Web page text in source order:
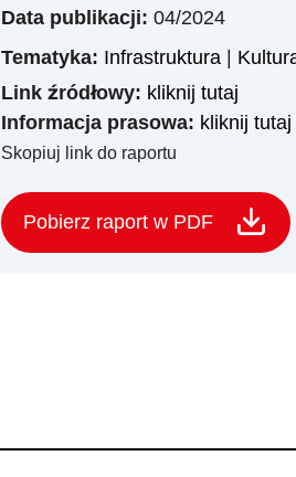
Data publikacji: 04/2024
Tematyka: Infrastruktura|
Link źródłowy: kliknij tutaj
Informacja prasowa: kliknij tutaj
Skopiuj link do raportu
Pobierz raport w PDF